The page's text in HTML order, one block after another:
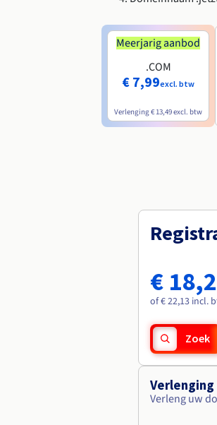
Meerjarig aanbod
.COM
€ 7,99excl. btw
Verlenging € 13,49excl. btw
€
of € 22,13 incl.
Zoek
Verlenging
Verleng uw